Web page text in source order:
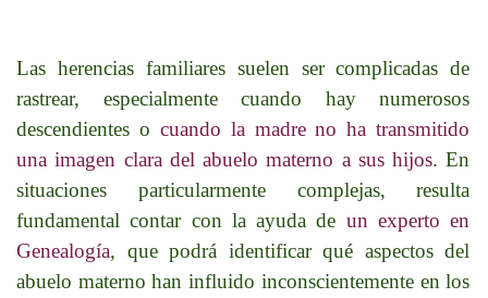
Las herencias familiares suelen ser complicadas de
rastrear, especialmente cuando hay numerosos
descendientes o cuando la madre no ha transmitido
una imagen clara del abuelo materno a sus hijos. En
situaciones particularmente complejas, resulta
fundamental contar con la ayuda de un experto en
Genealogía, que podrá identificar qué aspectos del
abuelo materno han influido inconscientemente en los